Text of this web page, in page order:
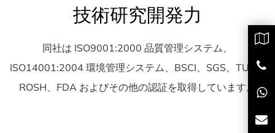
技術研究開発力
同社は ISO9001:2000 品質管理システム、
ISO14001:2004 環境管理システム、BSCI、SGS、TUV、
ROSH、FDA およびその他の認証を取得しています。